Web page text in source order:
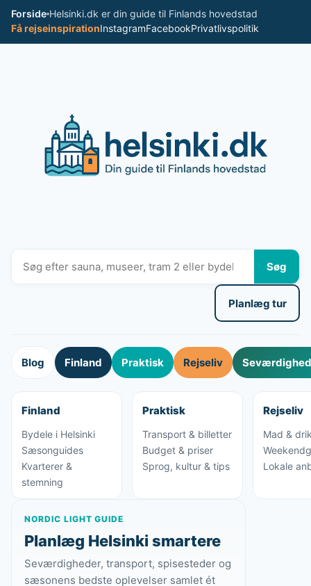
Spring
indhold
Forside Helsinki.dk er din guide til Finlands hovedstad
Få rejseinspirationInstagramFacebookPrivatlivspolitik
Søg
Planlæg tur
Blog Finland Praktisk Rejseliv
Finland
Bydele i Helsinki
Sæsonguides
Kvarterer &
stemning
Praktisk
Transport & billetter
Budget & priser
Sprog, kultur & tips
Rejseliv
Mad &
Lokale
NORDIC LIGHT GUIDE
Planlæg Helsinki smartere
Seværdigheder, transport, spisesteder og
sæsonens bedste oplevelser samlet ét